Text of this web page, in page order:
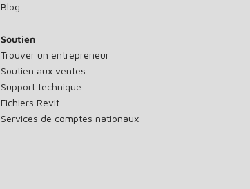
Blog
Soutien
Trouver un entrepreneur
Soutien aux ventes
Support technique
Fichiers Revit
Services de comptes nationaux